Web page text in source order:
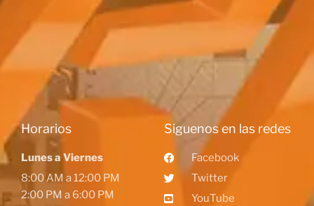
Horarios
Lunes a Viernes
8:00 AM a 12:00 PM
2:00 PM a 6:00 PM
Siguenos en las redes
Facebook
Twitter
YouTube